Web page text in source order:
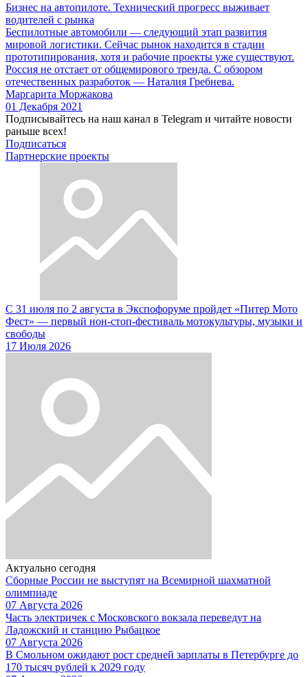
Бизнес на автопилоте. Технический прогресс выживает
водителей с рынка
Беспилотные автомобили — следующий этап развития
мировой логистики. Сейчас рынок находится в стадии
прототипирования, хотя и рабочие проекты уже существуют.
Россия не отстает от общемирового тренда. С обзором
отечественных разработок — Наталия Гребнева.
Маргарита Моржакова
01 Декабря 2021
Подписывайтесь на наш канал в Telegram и читайте новости
раньше всех!
Подписаться
Партнерские проекты
С 31 июля по 2 августа в Экспофоруме пройдет «Питер Мото
Фест» — первый нон-стоп-фестиваль мотокультуры, музыки и
свободы
17 Июля 2026
Актуально сегодня
Сборные России не выступят на Всемирной шахматной
олимпиаде
07 Августа 2026
Часть электричек с Московского вокзала переведут на
Ладожский и станцию Рыбацкое
07 Августа 2026
В Смольном ожидают рост средней зарплаты в Петербурге до
170 тысяч рублей к 2029 году